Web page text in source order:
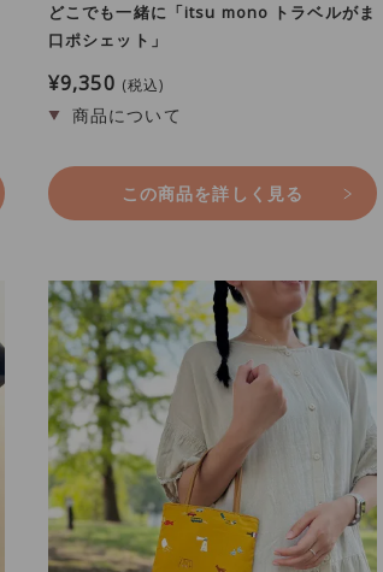
どこでも一緒に「itsu mono トラベルがま
口ポシェット」
¥9,350 税込
この商品を詳しく見る